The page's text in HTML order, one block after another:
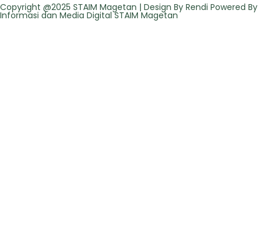
Copyright @2025 STAIM Magetan | Design By Rendi Powered By
Informasi dan Media Digital STAIM Magetan